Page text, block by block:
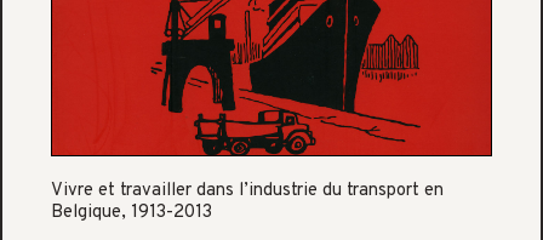
Vivre et travailler dans l’industrie du transport en
Belgique, 1913-2013